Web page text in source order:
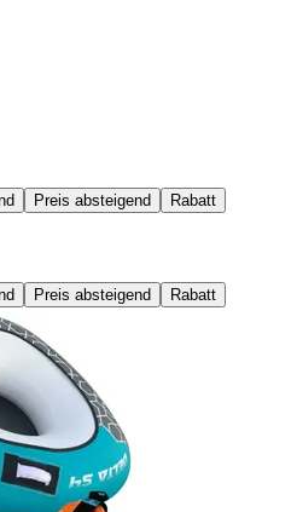
Preis absteigend Rabatt
Preis absteigend Rabatt